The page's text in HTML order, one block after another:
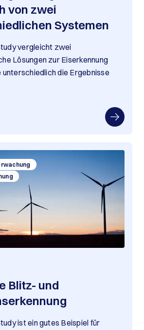
von zwei
Systemen
vergleicht zwei
Lösungen zur Eiserkennung
unterschiedlich die Ergebnisse
Blitz- und
ist ein gutes Beispiel für